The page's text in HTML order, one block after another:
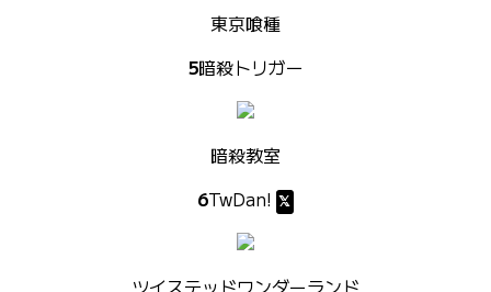
東京喰種
5暗殺トリガー
暗殺教室
6TwDan!
ツイステッドワンダーランド